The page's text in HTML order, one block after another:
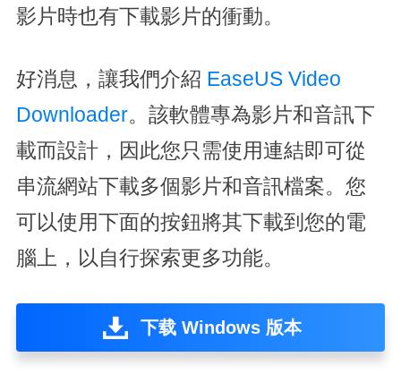
影片時也有下載影片的衝動。
好消息，讓我們介紹 EaseUS Video
Downloader。該軟體專為影片和音訊下
載而設計，因此您只需使用連結即可從
串流網站下載多個影片和音訊檔案。您
可以使用下面的按鈕將其下載到您的電
腦上，以自行探索更多功能。
下载 Windows 版本